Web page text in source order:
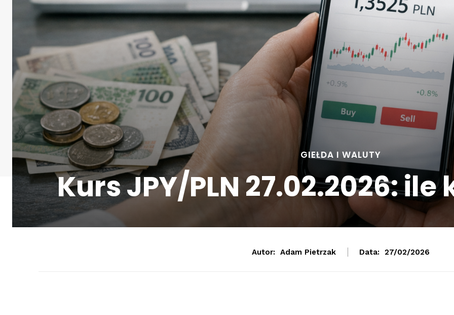
GIEŁDA I WALUTY
Kurs JPY/PLN 27.02.2026:
Autor: Adam Pietrzak Data: 27/02/2026